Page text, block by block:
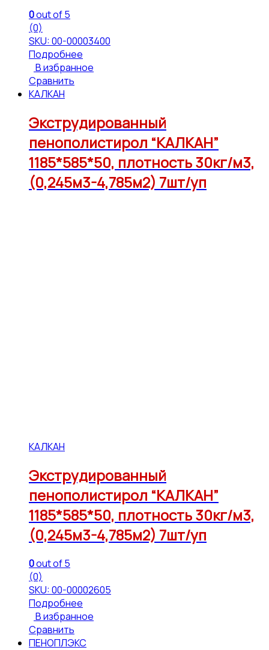
0out of 5
(0)
SKU: 00-00003400
Подробнее
В избранное
Сравнить
КАЛКАН
Экструдированный
пенополистирол “КАЛКАН”
1185*585*50, плотность 30кг/м3,
(0,245м3-4,785м2) 7шт/уп
КАЛКАН
Экструдированный
пенополистирол “КАЛКАН”
1185*585*50, плотность 30кг/м3,
(0,245м3-4,785м2) 7шт/уп
0out of 5
(0)
SKU: 00-00002605
Подробнее
В избранное
Сравнить
ПЕНОПЛЭКС